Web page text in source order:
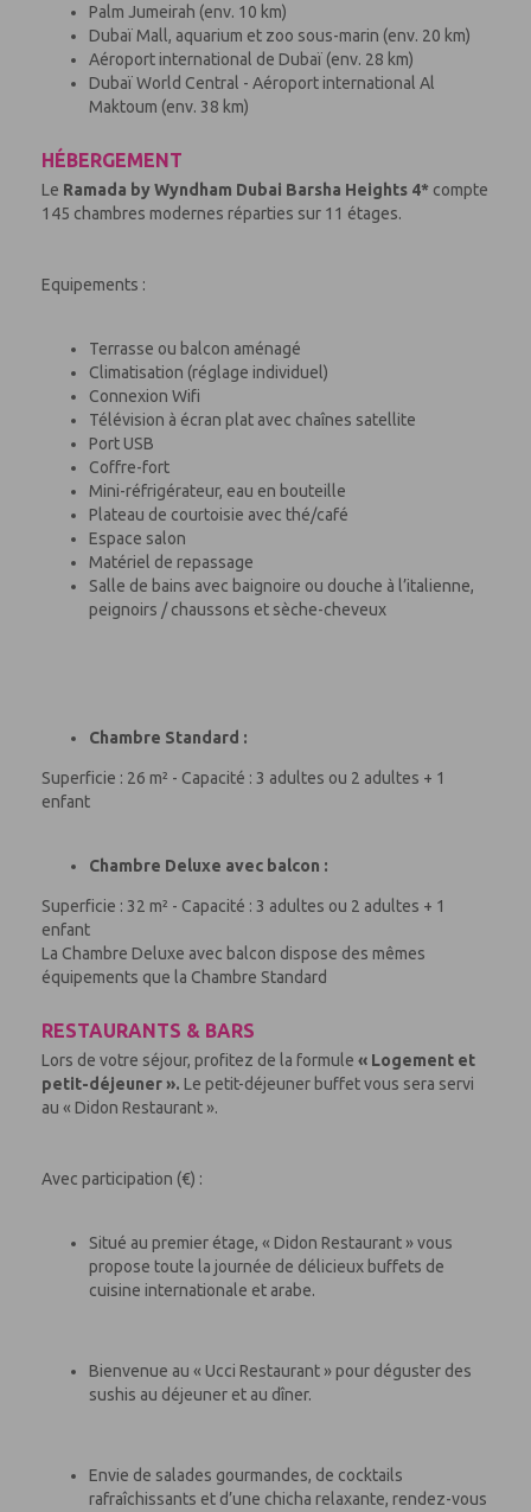
Palm Jumeirah (env. 10 km)
Dubaï Mall, aquarium et zoo sous-marin (env. 20 km)
Aéroport international de Dubaï (env. 28 km)
Dubaï World Central - Aéroport international Al
Maktoum (env. 38 km)
HÉBERGEMENT
Le Ramada by Wyndham Dubai Barsha Heights 4* compte
145 chambres modernes réparties sur 11 étages.
Equipements :
Terrasse ou balcon aménagé
Climatisation (réglage individuel)
Connexion Wifi
Télévision à écran plat avec chaînes satellite
Port USB
Coffre-fort
Mini-réfrigérateur, eau en bouteille
Plateau de courtoisie avec thé/café
Espace salon
Matériel de repassage
Salle de bains avec baignoire ou douche à l’italienne,
peignoirs / chaussons et sèche-cheveux
Chambre Standard :
Superficie : 26 m² - Capacité : 3 adultes ou 2 adultes + 1
enfant
Chambre Deluxe avec balcon :
Superficie : 32 m² - Capacité : 3 adultes ou 2 adultes + 1
enfant
La Chambre Deluxe avec balcon dispose des mêmes
équipements que la Chambre Standard
RESTAURANTS & BARS
Lors de votre séjour, profitez de la formule « Logement et
petit-déjeuner ». Le petit-déjeuner buffet vous sera servi
au « Didon Restaurant ».
Avec participation (€) :
Situé au premier étage, « Didon Restaurant » vous
propose toute la journée de délicieux buffets de
cuisine internationale et arabe.
Bienvenue au « Ucci Restaurant » pour déguster des
sushis au déjeuner et au dîner.
Envie de salades gourmandes, de cocktails
rafraîchissants et d’une chicha relaxante, rendez-vous